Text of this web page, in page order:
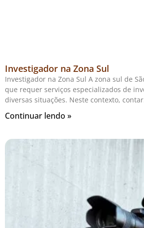
Investigador na Zona Sul
Investigador na Zona Sul A zona sul de
que requer serviços especializados de
diversas situações. Neste contexto, contar
Continuar lendo »